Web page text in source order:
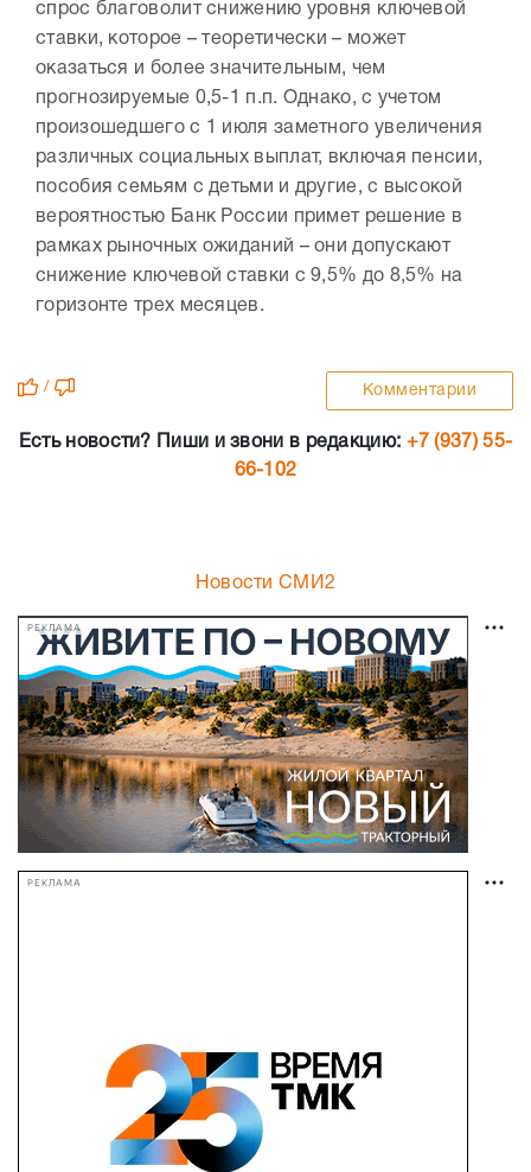
спрос благоволит снижению уровня ключевой
ставки, которое – теоретически – может
оказаться и более значительным, чем
прогнозируемые 0,5-1 п.п. Однако, с учетом
произошедшего с 1 июля заметного увеличения
различных социальных выплат, включая пенсии,
пособия семьям с детьми и другие, с высокой
вероятностью Банк России примет решение в
рамках рыночных ожиданий – они допускают
снижение ключевой ставки с 9,5% до 8,5% на
горизонте трех месяцев.
/ Комментарии
Есть новости? Пиши и звони в редакцию: +7 (937) 55-
66-102
Новости СМИ2
РЕКЛАМА
РЕКЛАМА